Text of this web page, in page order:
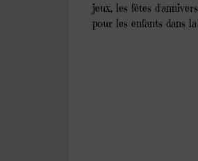
jeux, les fêtes
pour les enfants dans